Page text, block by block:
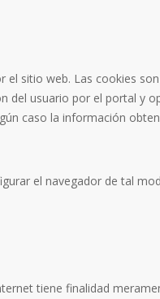
sitio web. Las cookies
usuario por el portal y
caso la información
el navegador de tal
tiene finalidad